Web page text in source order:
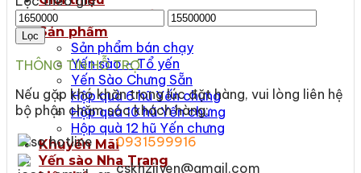
Cẩm nang Zii Yến
Sản phẩm
Sản phẩm bán chạy
Yến sào – Tổ yến
Yến Sào Chưng Sẵn
Hộp quà 6 hũ Yến chưng
Hộp quà 10 hũ Yến chưng
Hộp quà 12 hũ Yến chưng
Khuyến Mãi
Yến sào Nha Trang
giá:
thấp
đến
cao
Giá
tối
thiểu
Giá
đa
Lọc
THÔNG TIN HỖ TRỢ
Nếu gặp khó khăn trong lúc đặt hàng, vui lòng liên hệ
bộ phận chăm sóc khách hàng:
0931599916
cskhziiyen@gmail.com